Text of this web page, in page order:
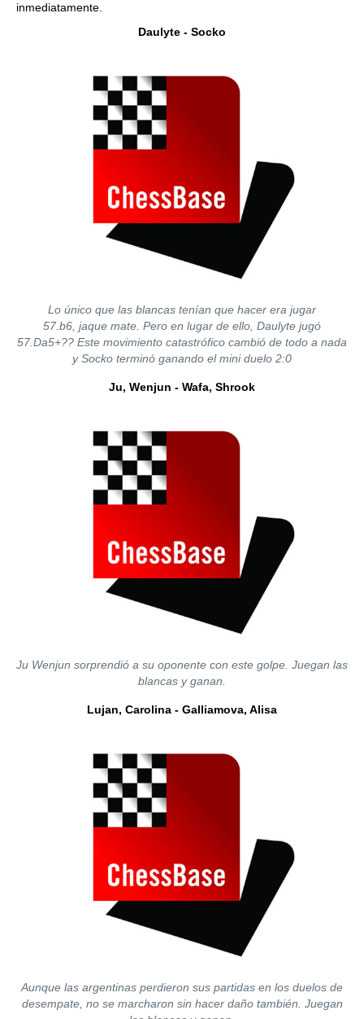
inmediatamente.
Daulyte - Socko
Lo único que las blancas tenían que hacer era jugar
57.b6, jaque mate. Pero en lugar de ello, Daulyte jugó
57.Da5+?? Este movimiento catastrófico cambió de todo a nada
y Socko terminó ganando el mini duelo 2:0
Ju, Wenjun - Wafa, Shrook
Ju Wenjun sorprendió a su oponente con este golpe. Juegan las
blancas y ganan.
Lujan, Carolina - Galliamova, Alisa
Aunque las argentinas perdieron sus partidas en los duelos de
desempate, no se marcharon sin hacer daño también. Juegan